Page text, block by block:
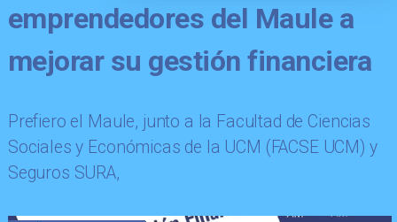
emprendedores del Maule a
mejorar su gestión financiera
​Prefiero el Maule, junto a la Facultad de Ciencias
Sociales y Económicas de la UCM (FACSE UCM) y
Seguros SURA,